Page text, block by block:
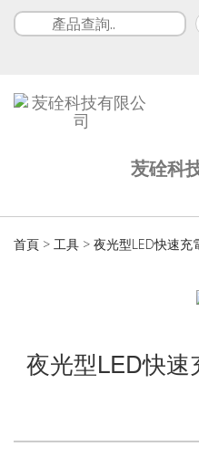
苃硂科
首頁 > 工具 > 夜光型LED快速充
夜光型LED快